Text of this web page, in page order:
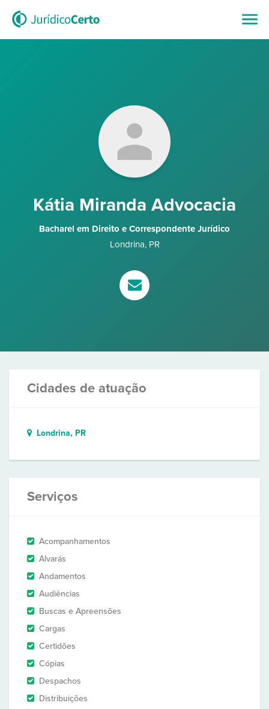
Kátia Miranda Advocacia
Bacharel em Direito e Correspondente Jurídico
Londrina, PR
Cidades de atuação
Londrina, PR
Serviços
Acompanhamentos
Alvarás
Andamentos
Audiências
Buscas e Apreensões
Cargas
Certidões
Cópias
Despachos
Distribuições